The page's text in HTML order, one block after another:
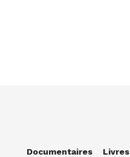
Documentaires
Livres